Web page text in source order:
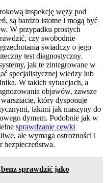
inspekcję węży pod
są bardzo istotne i mogą być
W przypadku prostych
czy swobodnie
świadczy o jego
test diagnostyczny.
jak te zintegrowane w
specjalistycznej wiedzy lub
W takich sytuacjach, a
objawów, zawsze
który dysponuje
takimi jak maszyny do
dymem. Podobnie jak w
sprawdzanie cewki
ale wymaga ostrożności i
bezpieczeństwa.
sprawdzić jako